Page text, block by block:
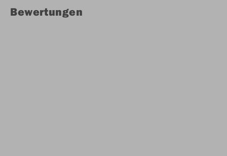
Bewertungen